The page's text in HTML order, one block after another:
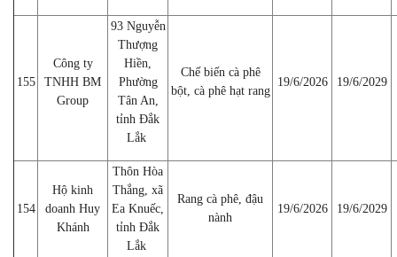
155
Công ty
TNHH BM
Group
93 Nguyễn
Thượng
Hiền,
Phường
Tân An,
tỉnh Đắk
Lắk
Chế biến cà phê
bột, cà phê hạt rang
19/6/2026 19/6/2029
154
Hộ kinh
doanh Huy
Khánh
Thôn Hòa
Thắng, xã
Ea Knuếc,
tỉnh Đắk
Lắk
Rang cà phê, đậu
nành
19/6/2026 19/6/2029